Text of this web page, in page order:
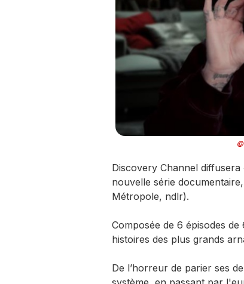
Discovery Channel
nouvelle série
Métropole, ndlr).
Composée de 6 épisodes
histoires des plus grands
De l’horreur de parier ses